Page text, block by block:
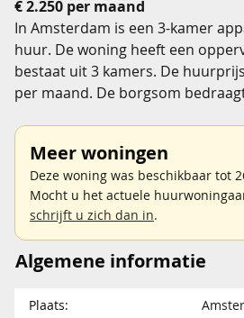
€ 2.250 per maand
In Amsterdam is een 3-kamer
huur. De woning heeft een
bestaat uit 3 kamers. De
per maand. De borgsom
Meer woningen
Deze woning was beschikbaar tot
Mocht u het actuele
schrijft u zich dan in.
Algemene informatie
Plaats: